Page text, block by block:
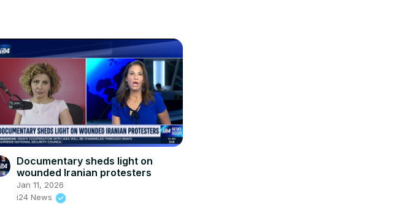
Documentary sheds light on
wounded Iranian protesters
Jan 11, 2026
i24 News